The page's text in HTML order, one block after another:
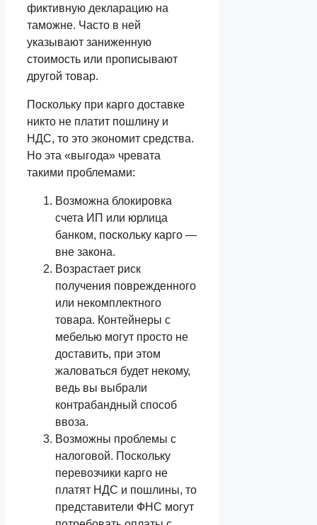
фиктивную декларацию на
таможне. Часто в ней
указывают заниженную
стоимость или прописывают
другой товар.
Поскольку при карго доставке
никто не платит пошлину и
НДС, то это экономит средства.
Но эта «выгода» чревата
такими проблемами:
Возможна блокировка
счета ИП или юрлица
банком, поскольку карго —
вне закона.
Возрастает риск
получения поврежденного
или некомплектного
товара. Контейнеры с
мебелью могут просто не
доставить, при этом
жаловаться будет некому,
ведь вы выбрали
контрабандный способ
ввоза.
Возможны проблемы с
налоговой. Поскольку
перевозчики карго не
платят НДС и пошлины, то
представители ФНС могут